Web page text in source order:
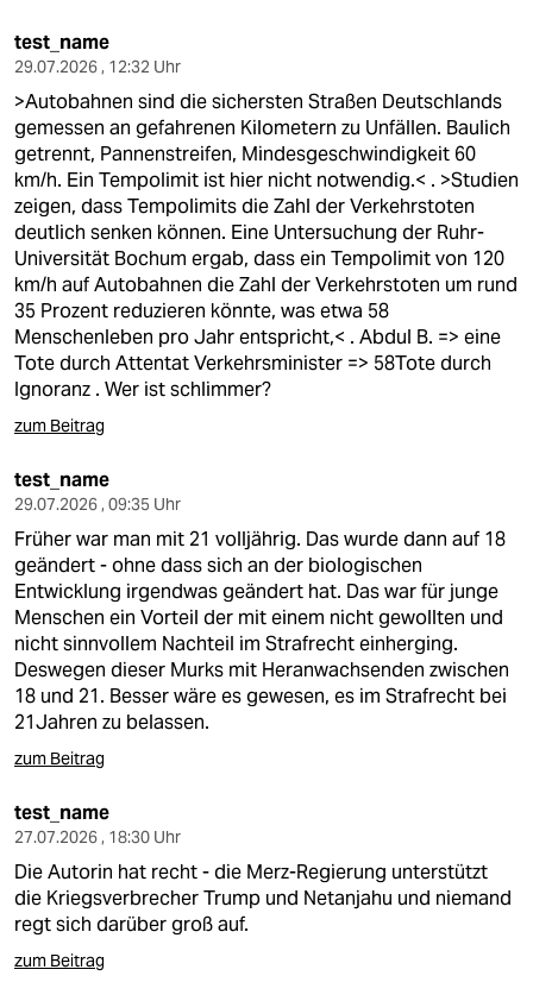
test_name
29.07.2026 , 12:32 Uhr
>Autobahnen sind die sichersten Straßen Deutschlands
gemessen an gefahrenen Kilometern zu Unfällen. Baulich
getrennt, Pannenstreifen, Mindesgeschwindigkeit 60
km/h. Ein Tempolimit ist hier nicht notwendig.< . >Studien
zeigen, dass Tempolimits die Zahl der Verkehrstoten
deutlich senken können. Eine Untersuchung der Ruhr-
Universität Bochum ergab, dass ein Tempolimit von 120
km/h auf Autobahnen die Zahl der Verkehrstoten um rund
35 Prozent reduzieren könnte, was etwa 58
Menschenleben pro Jahr entspricht,< . Abdul B. => eine
Tote durch Attentat Verkehrsminister => 58Tote durch
Ignoranz . Wer ist schlimmer?
zum Beitrag
test_name
29.07.2026 , 09:35 Uhr
Früher war man mit 21 volljährig. Das wurde dann auf 18
geändert - ohne dass sich an der biologischen
Entwicklung irgendwas geändert hat. Das war für junge
Menschen ein Vorteil der mit einem nicht gewollten und
nicht sinnvollem Nachteil im Strafrecht einherging.
Deswegen dieser Murks mit Heranwachsenden zwischen
18 und 21. Besser wäre es gewesen, es im Strafrecht bei
21Jahren zu belassen.
zum Beitrag
test_name
27.07.2026 , 18:30 Uhr
Die Autorin hat recht - die Merz-Regierung unterstützt
die Kriegsverbrecher Trump und Netanjahu und niemand
regt sich darüber groß auf.
zum Beitrag